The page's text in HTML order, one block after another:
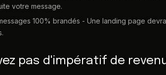
votre message.
100% brandés - Une landing page
pas d'impératif de